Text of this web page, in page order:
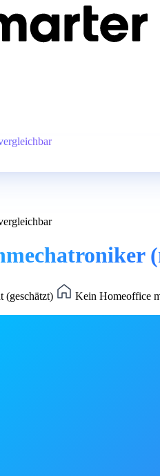
(geschätzt)
Kein Homeoffice